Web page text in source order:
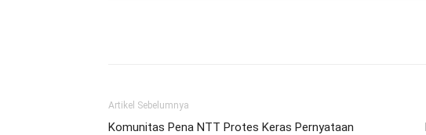
Artikel Sebelumnya
Komunitas Pena NTT Protes Keras Pernyataan